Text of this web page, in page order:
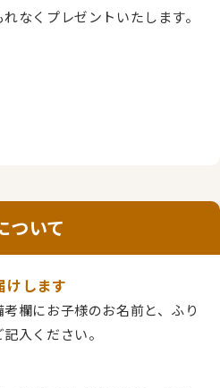
なくプレゼントいたします。
ついて
けします
欄にお子様のお名前と、ふり
入ください。